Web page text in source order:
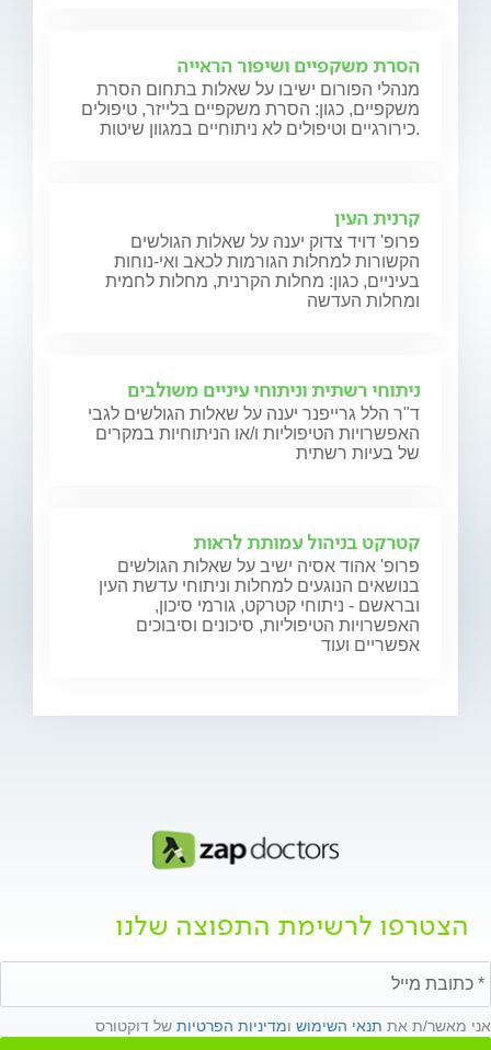
הסרת משקפיים ושיפור הראייה
מנהלי הפורום ישיבו על שאלות בתחום הסרת
משקפיים, כגון: הסרת משקפיים בלייזר, טיפולים
כירורגיים וטיפולים לא ניתוחיים במגוון שיטות.
קרנית העין
פרופ' דויד צדוק יענה על שאלות הגולשים
הקשורות למחלות הגורמות לכאב ואי-נוחות
בעיניים, כגון: מחלות הקרנית, מחלות לחמית
ומחלות העדשה
ניתוחי רשתית וניתוחי עיניים משולבים
ד"ר הלל גרייפנר יענה על שאלות הגולשים לגבי
האפשרויות הטיפוליות ו/או הניתוחיות במקרים
של בעיות רשתית
קטרקט בניהול עמותת לראות
פרופ' אהוד אסיה ישיב על שאלות הגולשים
בנושאים הנוגעים למחלות וניתוחי עדשת העין
ובראשם - ניתוחי קטרקט, גורמי סיכון,
האפשרויות הטיפוליות, סיכונים וסיבוכים
אפשריים ועוד
הצטרפו לרשימת התפוצה שלנו
אני מאשר/ת את תנאי השימוש ומדיניות הפרטיות של דוקטורס